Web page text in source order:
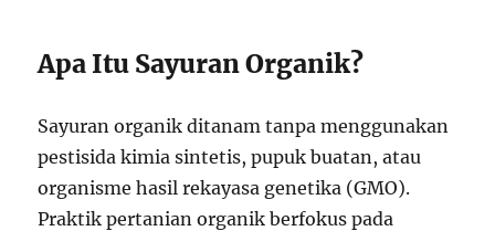
Apa Itu Sayuran Organik?
Sayuran organik ditanam tanpa menggunakan
pestisida kimia sintetis, pupuk buatan, atau
organisme hasil rekayasa genetika (GMO).
Praktik pertanian organik berfokus pada